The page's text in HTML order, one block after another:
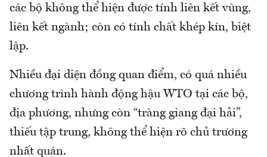
các bộ không thể hiện được tính liên kết vùng,
liên kết ngành; còn có tính chất khép kín, biệt
lập.
Nhiều đại diện đồng quan điểm, có quá nhiều
chương trình hành động hậu WTO tại các bộ,
địa phương, nhưng còn “tràng giang đại hải”,
thiếu tập trung, không thể hiện rõ chủ trương
nhất quán.